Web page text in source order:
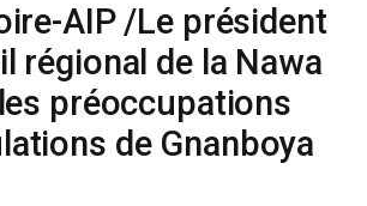
AIP /Le président
régional de la Nawa
préoccupations
de Gnanboya